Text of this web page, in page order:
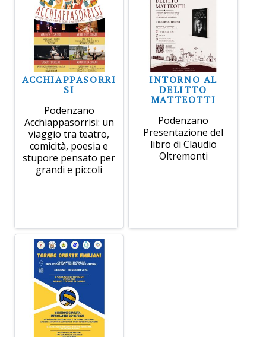
ACCHIAPPASORRI
SI
Podenzano
Acchiappasorrisi: un
viaggio tra teatro,
comicità, poesia e
stupore pensato per
grandi e piccoli
INTORNO AL
DELITTO
MATTEOTTI
Podenzano
Presentazione del
libro di Claudio
Oltremonti